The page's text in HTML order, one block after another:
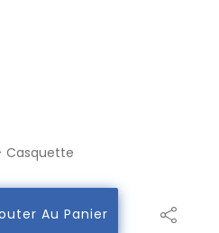
Casquette
Au Panier